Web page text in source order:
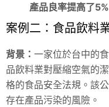
產品良率提高了5%
案例二：食品飲料
背景： 一家位於台中的
品飲料業對壓縮空氣的
格的食品安全法規。該
存在產品污染的風險。